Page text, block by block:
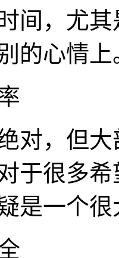
间，尤
的心情上
，但大
于很多
是一个